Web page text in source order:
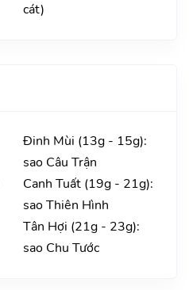
cát)
Đinh Mùi (13g - 15g):
sao Câu Trận
Canh Tuất (19g - 21g):
sao Thiên Hình
Tân Hợi (21g - 23g):
sao Chu Tước